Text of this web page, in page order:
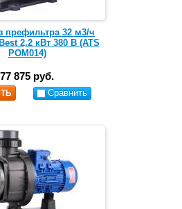
префильтра 32 м3/ч
2,2 кВт 380 В (ATS
POM014)
77 875 руб.
Сравнить